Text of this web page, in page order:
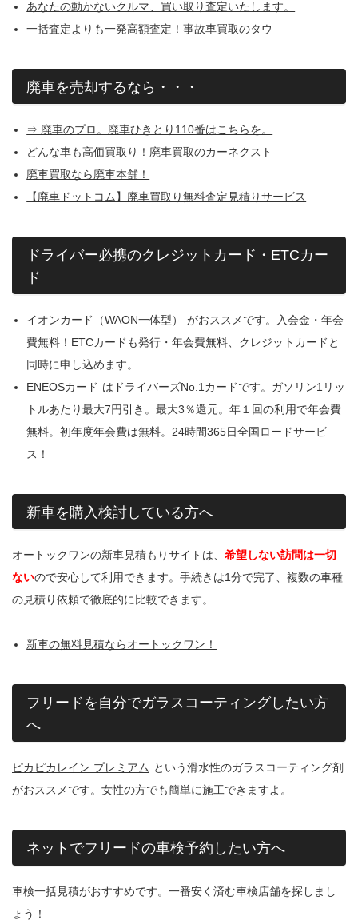
あなたの動かないクルマ、買い取り査定いたします。
一括査定よりも一発高額査定！事故車買取のタウ
廃車を売却するなら・・・
⇒ 廃車のプロ。廃車ひきとり110番はこちらを。
どんな車も高価買取り！廃車買取のカーネクスト
廃車買取なら廃車本舗！
【廃車ドットコム】廃車買取り無料査定見積りサービス
ドライバー必携のクレジットカード・ETCカー
ド
イオンカード（WAON一体型）
がおススメです。入会金・年会
費無料！ETCカードも発行・年会費無料、クレジットカードと
同時に申し込めます。
ENEOSカード はドライバーズNo.1カードです。ガソリン1リッ
トルあたり最大7円引き。最大3％還元。年１回の利用で年会費
無料。初年度年会費は無料。24時間365日全国ロードサービ
ス！
新車を購入検討している方へ
オートックワンの新車見積もりサイトは、 希望しない訪問は一切
ないので安心して利用できます。手続きは1分で完了、複数の車種
の見積り依頼で徹底的に比較できます。
新車の無料見積ならオートックワン！
フリードを自分でガラスコーティングしたい方
へ
ピカピカレイン プレミアム という滑水性のガラスコーティング剤
がおススメです。女性の方でも簡単に施工できますよ。
ネットでフリードの車検予約したい方へ
車検一括見積がおすすめです。一番安く済む車検店舗を探しまし
ょう！